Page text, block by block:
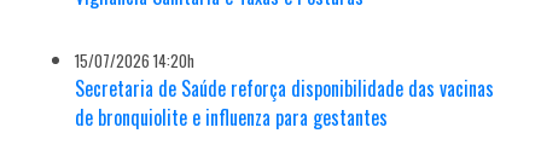
15/07/2026 14:20h
Secretaria de Saúde reforça disponibilidade das vacinas
de bronquiolite e influenza para gestantes